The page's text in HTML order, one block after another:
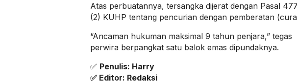
Atas perbuatannya, tersangka dijerat dengan Pasal
(2) KUHP tentang pencurian dengan pemberatan
“Ancaman hukuman maksimal 9 tahun penjara,” tegas
perwira berpangkat satu balok emas dipundaknya.
✅ Penulis: Harry
✅ Editor: Redaksi